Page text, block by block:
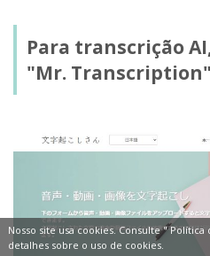
Para transcrição
"Mr. Transcription"
Nosso site usa cookies. Consulte "Política
detalhes sobre o uso de cookies.